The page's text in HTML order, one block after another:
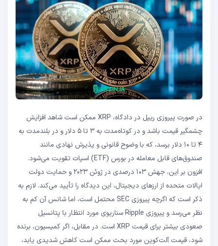
در صورت پیروزی ریپل در دادگاه، XRP ممکن است شاهد افزایش
چشمگیر قیمت باشد و در کوتاه‌مدت به ۳ تا ۵ دلار و در بلندمدت به
۴ تا ۱۰ دلار برسد، که با وضوح قانونی و پذیرش نهادی مانند
صندوق‌های قابل معامله در بورس (ETF)‌ اسپات تقویت می‌شود.
افزون بر این، جهش ۱۰۳ درصدی در ژوئن ۲۰۲۳ و حمایت دولت
ایالات متحده از ارزهای دیجیتال، این دیدگاه را تأیید می‌کند. لازم به
ذکر است که اگرچه پیروزی SEC محتمل است، اما شانس آن کم به
نظر می‌رسد و پیروزی Ripple سناریوی مورد انتظار با پتانسیل
صعودی بیشتر برای قیمت XRP است. در مقابل، اگر کمیسیون، برنده
شود، قیمت آلت‌کوین مورد بحث ممکن است کاهش شدیدی یابد،